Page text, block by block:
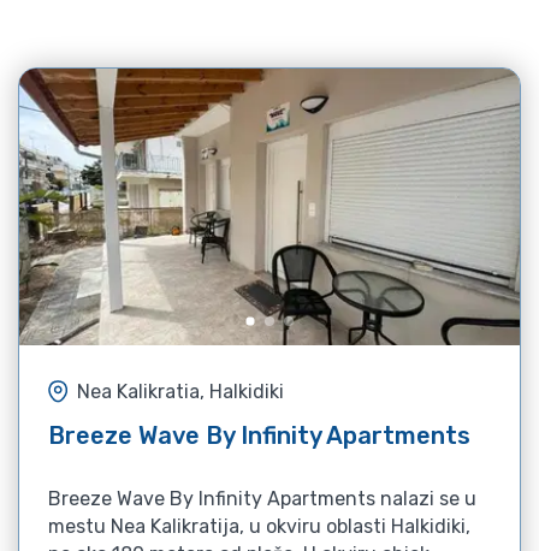
Nea Kalikratia, Halkidiki
Breeze Wave By Infinity Apartments
Breeze Wave By Infinity Apartments nalazi se u
mestu Nea Kalikratija, u okviru oblasti Halkidiki,